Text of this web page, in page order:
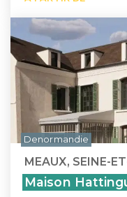
MEAUX, SEINE-
Maison
Denormandie